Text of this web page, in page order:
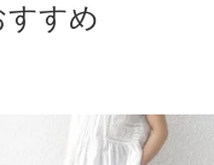
すめ